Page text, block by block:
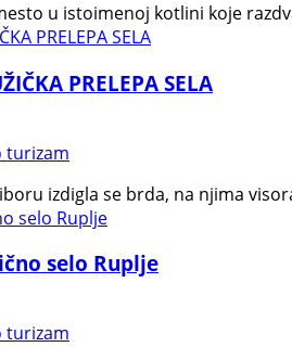
u istoimenoj kotlini koje
PRELEPA SELA
turizam
izdigla se brda, na njima
selo Ruplje
turizam